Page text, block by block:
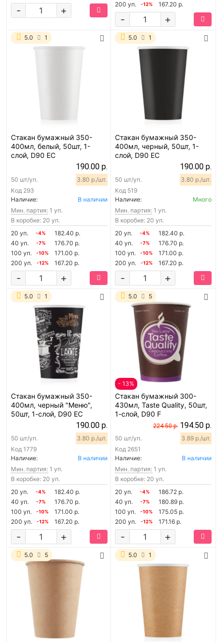
+
-
200 уп.
-12% 167.20 р.
+
-
5.0 1
Стакан бумажный 350-
400мл, белый, 50шт, 1-
слой, D90 EC
190.00 р.
Код 293
50 шт/уп. 3.80 р./шт.
Наличие:
В наличии
Мин. партия: 1 уп.
В коробке: 20 уп.
20 уп.
-4%
182.40 р.
40 уп.
-7%
176.70 р.
100 уп.
-10%
171.00 р.
200 уп.
-12% 167.20 р.
+
-
5.0 1
Стакан бумажный 350-
400мл, черный, 50шт, 1-
слой, D90 EC
190.00 р.
Код 519
50 шт/уп. 3.80 р./шт.
Наличие:
Много
Мин. партия: 1 уп.
В коробке: 20 уп.
20 уп.
-4%
182.40 р.
40 уп.
-7%
176.70 р.
100 уп.
-10%
171.00 р.
200 уп.
-12% 167.20 р.
+
-
5.0 1
Стакан бумажный 350-
400мл, черный "Меню",
50шт, 1-слой, D90 EC
190.00 р.
Код 1779
50 шт/уп. 3.80 р./шт.
Наличие:
В наличии
Мин. партия: 1 уп.
В коробке: 20 уп.
20 уп.
-4%
182.40 р.
40 уп.
-7%
176.70 р.
100 уп.
-10%
171.00 р.
200 уп.
-12% 167.20 р.
+
-
5.0 5
- 13%
Стакан бумажный 300-
430мл, Taste Quality, 50шт,
1-слой, D90 F
224.50 р. 194.50 р.
Код 2651
50 шт/уп. 3.89 р./шт.
Наличие:
В наличии
Мин. партия: 1 уп.
В коробке: 20 уп.
20 уп.
-4%
186.72 р.
40 уп.
-7%
180.89 р.
100 уп.
-10%
175.05 р.
200 уп.
-12% 171.16 р.
+
-
5.0 5 5.0 1